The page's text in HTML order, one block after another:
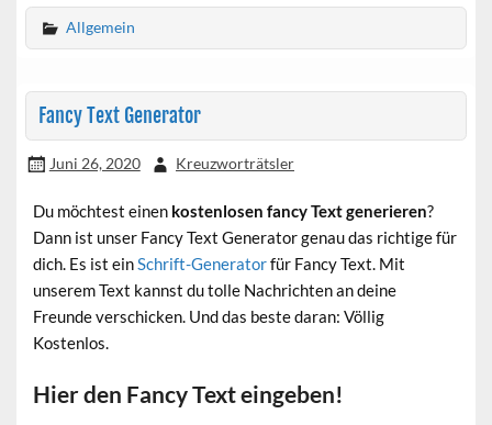
Allgemein
Fancy Text Generator
Juni 26, 2020 Kreuzworträtsler
Du möchtest einen kostenlosen fancy Text generieren?
Dann ist unser Fancy Text Generator genau das richtige für
dich. Es ist einSchrift-Generatorfür Fancy Text. Mit
unserem Text kannst du tolle Nachrichten an deine
Freunde verschicken. Und das beste daran: Völlig
Kostenlos.
Hier den Fancy Text eingeben!